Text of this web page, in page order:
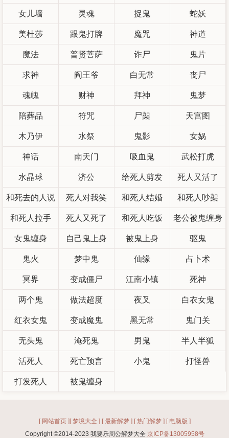
女儿墙 灵魂 捉鬼 蛇妖
美杜莎 跟鬼打牌 魔咒 神道
魔法 普贤菩萨 诈尸 鬼片
求神 阎王爷 白无常 丧尸
魂魄 财神 拜神 鬼梦
陪葬品 符咒 尸架 天宫图
木乃伊 水祭 鬼影 女娲
神话 南天门 吸血鬼 武松打虎
水晶球 济公 给死人剪发 死人又活了
和死去的人说
话
死人对我笑 和死人结婚 和死人吵架
和死人拉手 死人又死了 和死人吃饭 老公被鬼缠身
女鬼缠身 自己鬼上身 被鬼上身 驱鬼
鬼火 梦中鬼 仙缘 占卜术
冥界 变成僵尸 江南小镇 死神
两个鬼 做法超度 夜叉 白衣女鬼
红衣女鬼 变成魔鬼 黑无常 鬼门关
无头鬼 淹死鬼 男鬼 半人半狐
活死人 死亡预言 小鬼 打怪兽
打发死人 被鬼缠身
[ 网站首页 ] [ 梦境大全 ] [ 最新解梦 ] [ 热门解梦 ] [ 电脑版 ]
Copyright ©2014-2023 我要乐周公解梦大全 京ICP备13005958号